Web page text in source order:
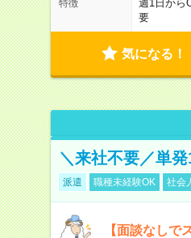
特徴 週1日から
要
気になる！
＼来社不要／単
派遣 職種未経験OK 社会
【面談なしで